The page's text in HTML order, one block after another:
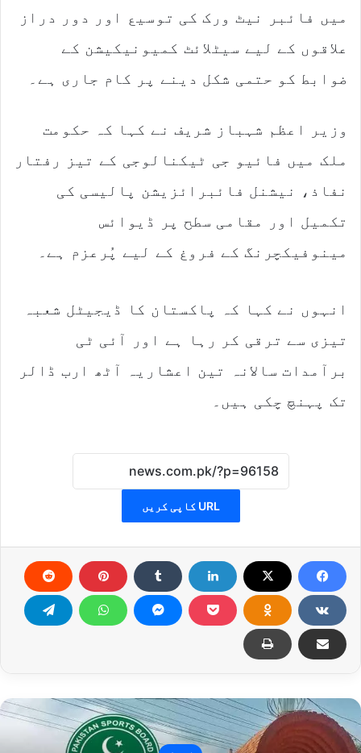
میں فائبر نیٹ ورک کی توسیع اور دور دراز
علاقوں کے لیے سیٹلائٹ کمیونیکیشن کے
ضوابط کو حتمی شکل دینے پر کام جاری ہے۔
وزیر اعظم شہباز شریف نے کہا کہ حکومت
ملک میں فائیو جی ٹیکنالوجی کے تیز رفتار
نفاذ، نیشنل فائبرائزیشن پالیسی کی
تکمیل اور مقامی سطح پر ڈیوائس
مینوفیکچرنگ کے فروغ کے لیے پُرعزم ہے۔
انہوں نے کہا کہ پاکستان کا ڈیجیٹل شعبہ
تیزی سے ترقی کر رہا ہے اور آئی ٹی
برآمدات سالانہ تین اعشاریہ آٹھ ارب ڈالر
تک پہنچ چکی ہیں۔
URL کاپی کریں